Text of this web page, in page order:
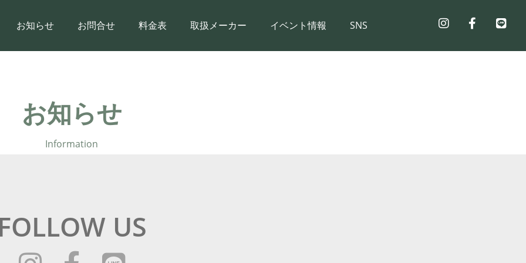
お知らせ お問合せ 料金表 取扱メーカー イベント情報 SNS
お知らせ
Information
US